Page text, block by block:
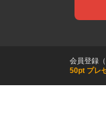
会員登録
50pt プレ